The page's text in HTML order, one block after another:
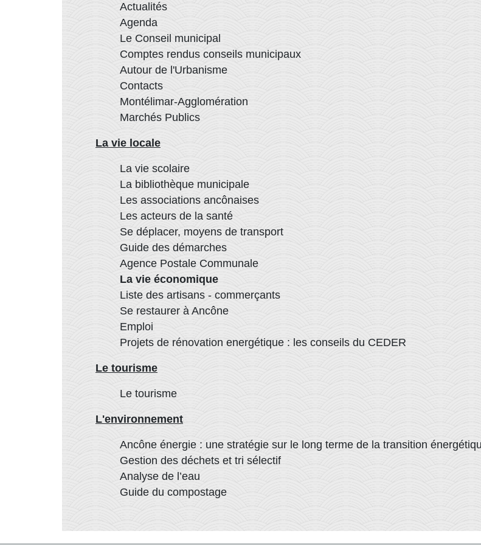
Actualités
Agenda
Le Conseil municipal
Comptes rendus conseils municipaux
Autour de l'Urbanisme
Contacts
Montélimar-Agglomération
Marchés Publics
La vie locale
La vie scolaire
La bibliothèque municipale
Les associations ancônaises
Les acteurs de la santé
Se déplacer, moyens de transport
Guide des démarches
Agence Postale Communale
La vie économique
Liste des artisans - commerçants
Se restaurer à Ancône
Emploi
Projets de rénovation energétique : les conseils du CEDER
Le tourisme
Le tourisme
L'environnement
Ancône énergie : une stratégie sur le long terme de la transition
Gestion des déchets et tri sélectif
Analyse de l’eau
Guide du compostage